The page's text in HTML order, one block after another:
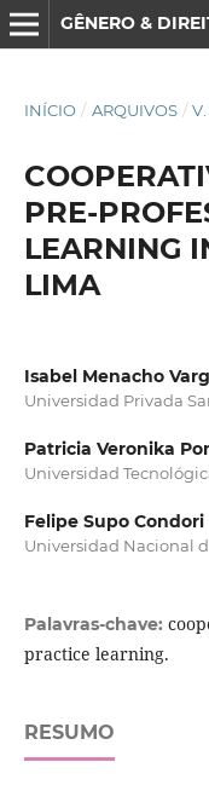
GÊNERO &
INÍCIO / ARQUIVOS /
PRE-
LEARNING
LIMA
Isabel Menacho
Universidad Privada
Patricia Veronika
Universidad
Felipe Supo Condori
Universidad Nacional
Palavras-chave:
practice learning.
RESUMO